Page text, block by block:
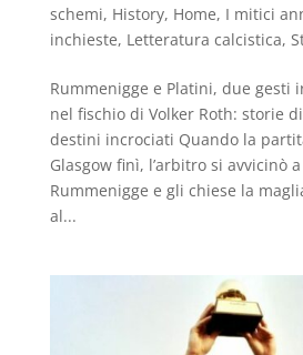
schemi, History, Home, I mitici
inchieste, Letteratura calcistica,
Rummenigge e Platini, due gesti
nel fischio di Volker Roth: storie
destini incrociati Quando la
Glasgow finì, l’arbitro si avvicinò
Rummenigge e gli chiese la
al...